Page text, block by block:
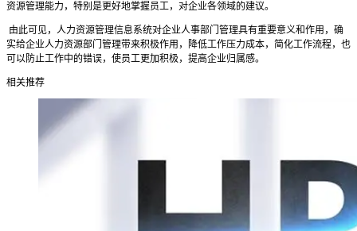
资源管理能力，特别是更好地掌握员工，对企业各领域的建议。
由此可见，人力资源管理信息系统对企业人事部门管理具有重要意义和作用，确
实给企业人力资源部门管理带来积极作用，降低工作压力成本，简化工作流程，也
可以防止工作中的错误，使员工更加积极，提高企业归属感。
相关推荐